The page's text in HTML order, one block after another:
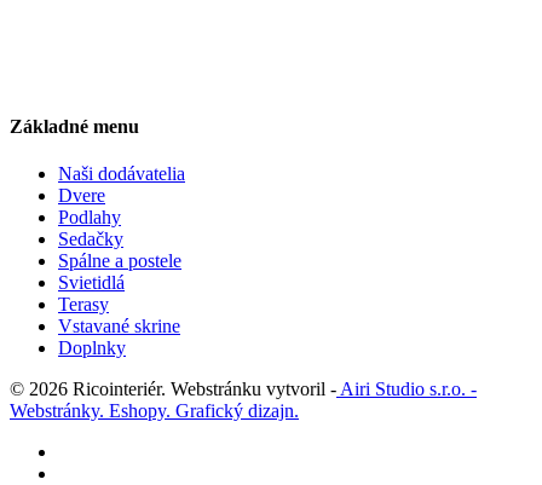
Základné menu
Naši dodávatelia
Dvere
Podlahy
Sedačky
Spálne a postele
Svietidlá
Terasy
Vstavané skrine
Doplnky
© 2026 Ricointeriér. Webstránku vytvoril - Airi Studio s.r.o. -
Webstránky. Eshopy. Grafický dizajn.